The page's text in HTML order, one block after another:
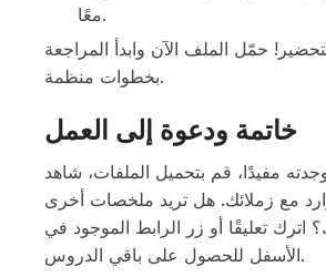
معًا.
حمّل الملف الآن وابدأ المراجعة
بخطوات منظمة.
خاتمة ودعوة إلى العمل
مفيدًا، قم بتحميل الملفات، شاهد
مع زملائك. هل تريد ملخصات أخرى
اترك تعليقًا أو زر الرابط الموجود في
الأسفل للحصول على باقي الدروس.